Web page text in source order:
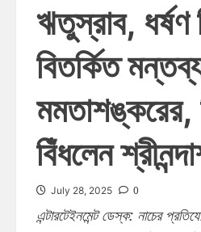
ঋতুস্রাব, ধর্ষণ
বিতর্কিত
মমতাশঙ্করের,
বিঁধলেন
July 28, 2025 0
এন্টারটেইনমেন্ট ডেস্ক: নাচের